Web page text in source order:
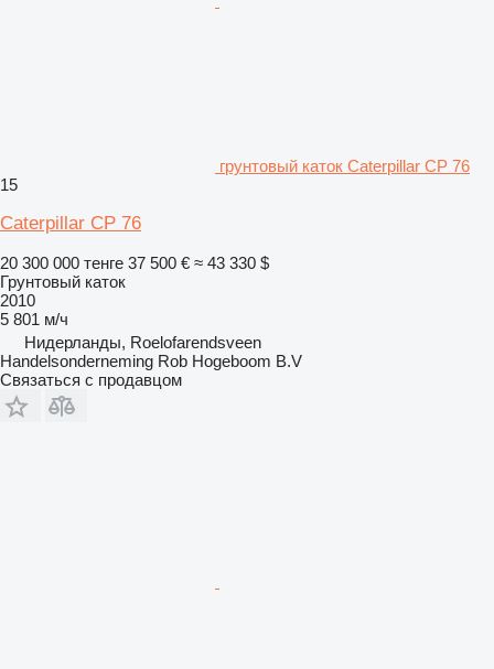
грунтовый каток Caterpillar CP 76
15
Caterpillar CP 76
20 300 000 тенге 37 500 € ≈ 43 330 $
Грунтовый каток
2010
5 801 м/ч
Нидерланды, Roelofarendsveen
Handelsonderneming Rob Hogeboom B.V
Связаться с продавцом